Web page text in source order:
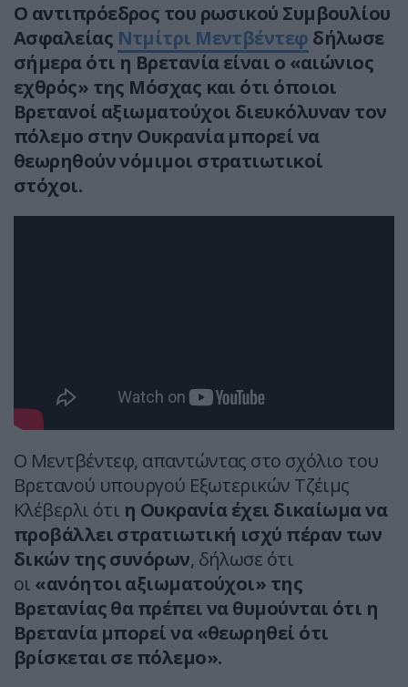
Ο αντιπρόεδρος του ρωσικού Συμβουλίου
Ασφαλείας Ντμίτρι Μεντβέντεφ δήλωσε
σήμερα ότι η Βρετανία είναι ο «αιώνιος
εχθρός» της Μόσχας και ότι όποιοι
Βρετανοί αξιωματούχοι διευκόλυναν τον
πόλεμο στην Ουκρανία μπορεί να
θεωρηθούν νόμιμοι στρατιωτικοί
στόχοι.
Ο Μεντβέντεφ, απαντώντας στο σχόλιο του
Βρετανού υπουργού Εξωτερικών Τζέιμς
Κλέβερλι ότι η Ουκρανία έχει δικαίωμα να
προβάλλει στρατιωτική ισχύ πέραν των
δικών της συνόρων, δήλωσε ότι
οι «ανόητοι αξιωματούχοι» της
Βρετανίας θα πρέπει να θυμούνται ότι η
Βρετανία μπορεί να «θεωρηθεί ότι
βρίσκεται σε πόλεμο».